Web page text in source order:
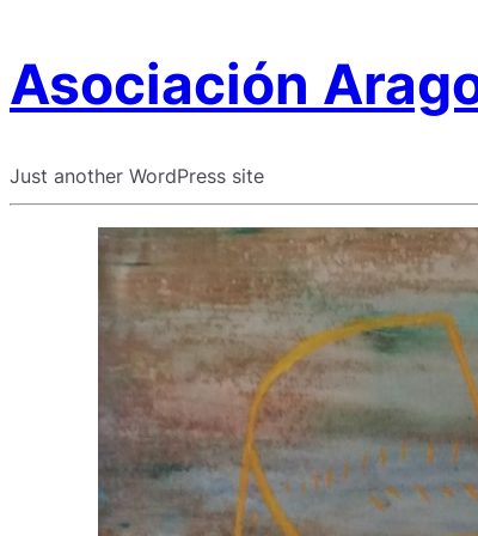
Asociación
Just another WordPress site